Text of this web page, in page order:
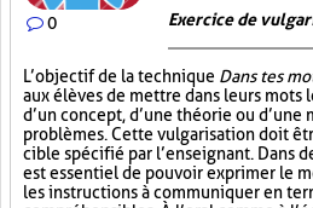
0 Exercice de
L’objectif de la technique Dans tes
aux élèves de mettre dans leurs mots
d’un concept, d’une théorie ou
problèmes. Cette vulgarisation doit
cible spécifié par l’enseignant. Dans
est essentiel de pouvoir exprimer le
les instructions à communiquer en